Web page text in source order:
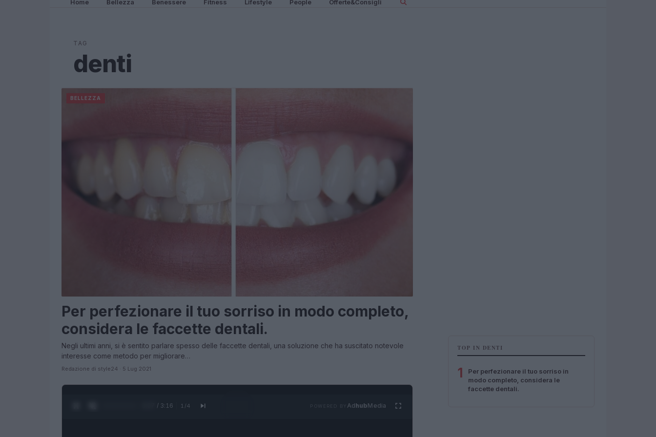
Home Bellezza Benessere Fitness Lifestyle People Offerte&Consigli
TAG
denti
BELLEZZA
Per perfezionare il tuo sorriso in modo completo,
considera le faccette dentali.
Negli ultimi anni, si è sentito parlare spesso delle faccette dentali, una soluzione che ha suscitato notevole
interesse come metodo per migliorare…
Redazione di style24 · 5 Lug 2021
0:28 / 3:16 1 /4 AdhubMedia
TOP IN DENTI
1
Per perfezionare il tuo sorriso in
modo completo, considera le
faccette dentali.